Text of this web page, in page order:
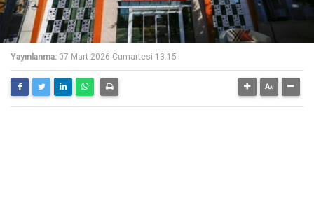
Yayınlanma: 07 Mart 2026 Cumartesi 13:15